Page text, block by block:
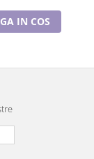
IN COS